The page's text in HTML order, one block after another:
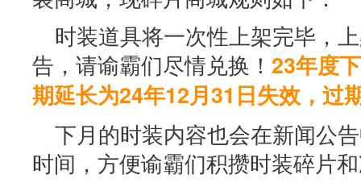
时装道具将一次性上架完毕，
告，请谕霸们尽情兑换！ 23年度
期延长为24年12月31日失效，过
下月的时装内容也会在新闻公
时间，方便谕霸们积攒时装碎片